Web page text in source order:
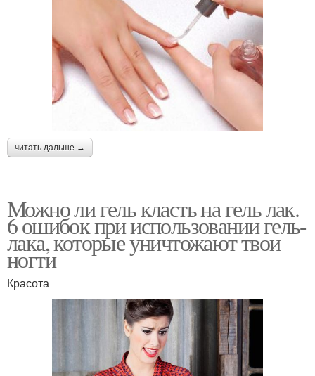
читать дальше →
Можно ли гель класть на гель лак.
6 ошибок при использовании гель-
лака, которые уничтожают твои
ногти
Красота